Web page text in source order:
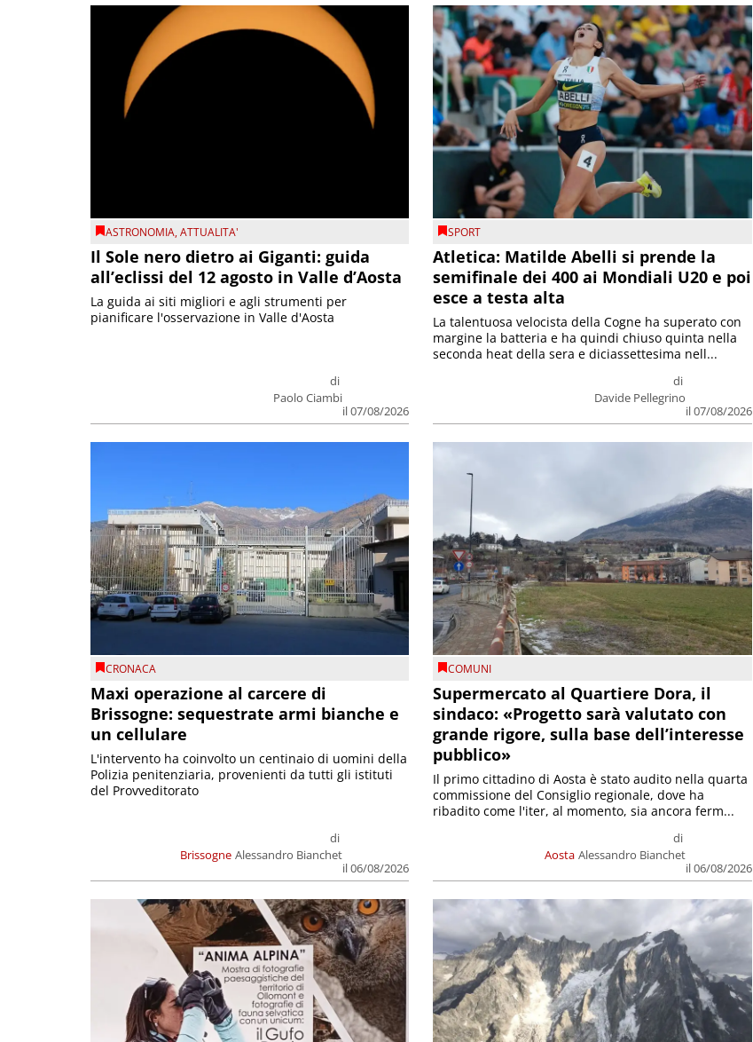
ASTRONOMIA,ATTUALITA'
Il Sole nero dietro ai Giganti: guida
all’eclissi del 12 agosto in Valle d’Aosta
di
Paolo Ciambi
il 07/08/2026
La guida ai siti migliori e agli strumenti per
pianificare l'osservazione in Valle d'Aosta
SPORT
Atletica: Matilde Abelli si prende la
semifinale dei 400 ai Mondiali U20 e poi
esce a testa alta
di
Davide Pellegrino
il 07/08/2026
La talentuosa velocista della Cogne ha superato con
margine la batteria e ha quindi chiuso quinta nella
seconda heat della sera e diciassettesima nell...
CRONACA
Maxi operazione al carcere di
Brissogne: sequestrate armi bianche e
un cellulare
Brissogne
di
Alessandro Bianchet
il 06/08/2026
L'intervento ha coinvolto un centinaio di uomini della
Polizia penitenziaria, provenienti da tutti gli istituti
del Provveditorato
COMUNI
Supermercato al Quartiere Dora, il
sindaco: «Progetto sarà valutato con
grande rigore, sulla base dell’interesse
pubblico»
Aosta
di
Alessandro Bianchet
il 06/08/2026
Il primo cittadino di Aosta è stato audito nella quarta
commissione del Consiglio regionale, dove ha
ribadito come l'iter, al momento, sia ancora ferm...